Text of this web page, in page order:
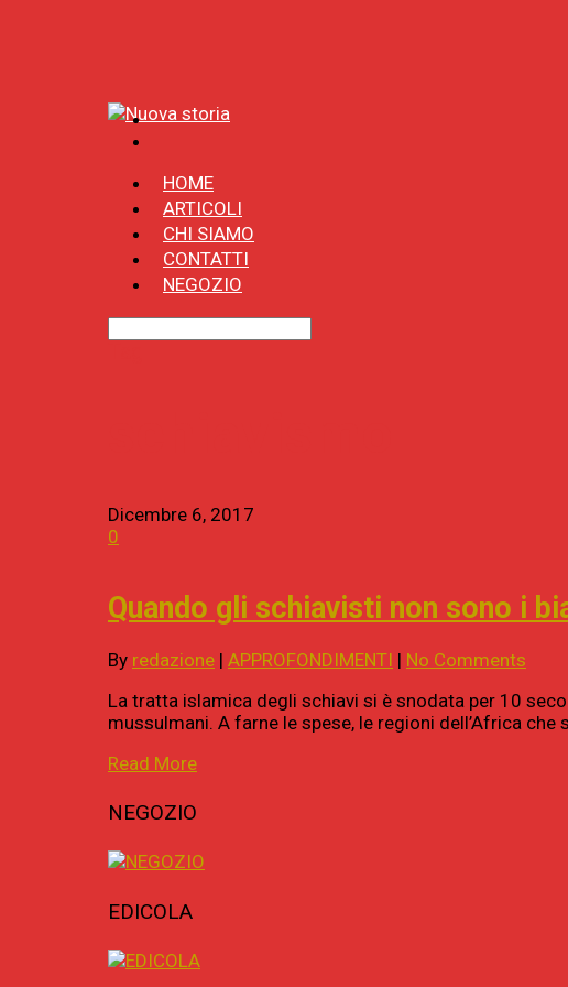
HOME
ARTICOLI
CHI SIAMO
CONTATTI
NEGOZIO
Dicembre 6, 2017
0
Quando gli schiavisti non sono i
By redazione | APPROFONDIMENTI | No Comments
La tratta islamica degli schiavi si è snodata per 10
mussulmani. A farne le spese, le regioni dell’Africa
Read More
NEGOZIO
EDICOLA